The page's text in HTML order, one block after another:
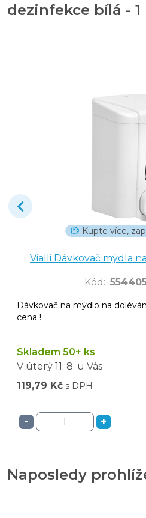
dezinfekce bílá - 1
Kupte více,
Vialli Dávkovač mýdla
Kód :
Dávkovač na mýdlo na
cena !
Skladem 50+ ks
V úterý 11. 8. u Vás
119,79 Kč s DPH
- +
Naposledy